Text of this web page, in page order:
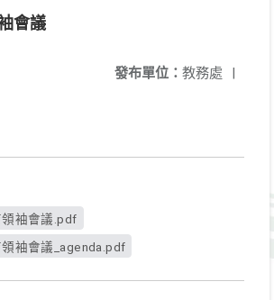
會議
發布單位： 教務處 |
領袖會議.pdf
領袖會議_agenda.pdf